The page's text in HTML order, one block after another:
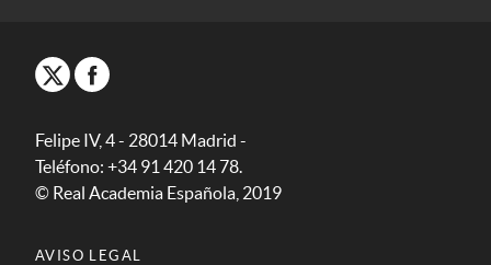
Felipe IV, 4 - 28014 Madrid -
Teléfono: +34 91 420 14 78.
© Real Academia Española, 2019
AVISO LEGAL